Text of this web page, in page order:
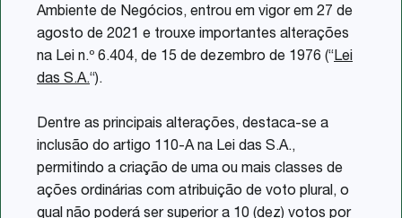
Ambiente de Negócios, entrou em vigor em 27 de
agosto de 2021 e trouxe importantes alterações
na Lei n.º 6.404, de 15 de dezembro de 1976 (“Lei
das S.A.“).
Dentre as principais alterações, destaca-se a
inclusão do artigo 110-A na Lei das S.A.,
permitindo a criação de uma ou mais classes de
ações ordinárias com atribuição de voto plural, o
qual não poderá ser superior a 10 (dez) votos por